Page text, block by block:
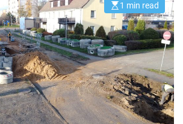
E
s
t
i
m
a
t
e
d
r
e
a
d
t
1 min read